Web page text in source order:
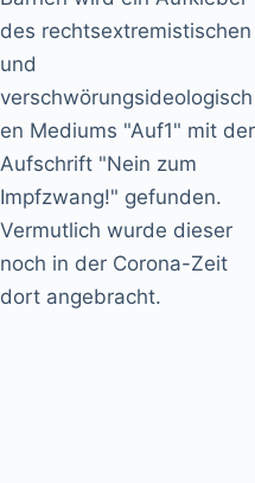
des rechtsextremistischen
und
verschwörungsideologisch
en Mediums "Auf1" mit der
Aufschrift "Nein zum
Impfzwang!" gefunden.
Vermutlich wurde dieser
noch in der Corona-Zeit
dort angebracht.